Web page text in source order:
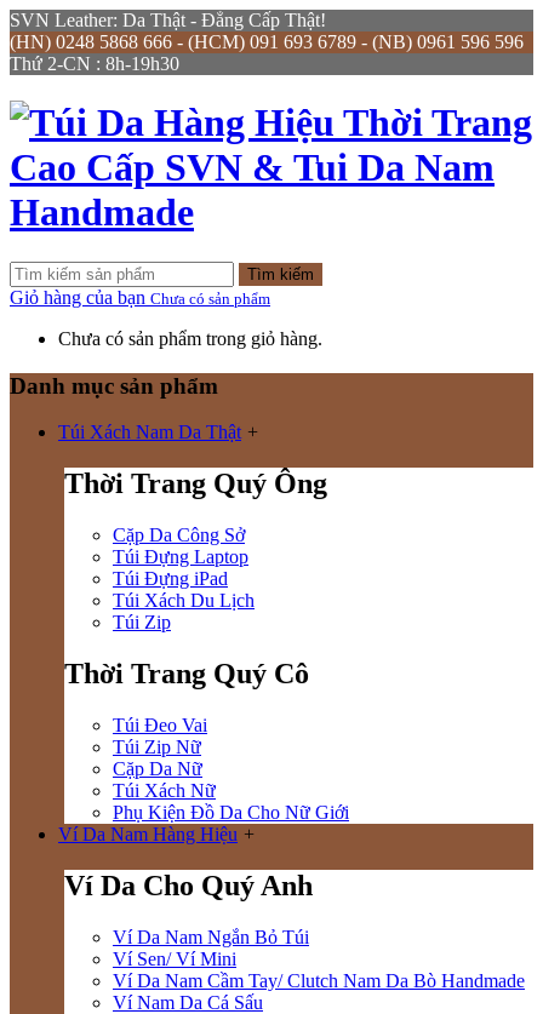
SVN Leather: Da Thật - Đẳng Cấp Thật!
(HN) 0248 5868 666 - (HCM) 091 693 6789 - (NB) 0961 596 596
Thứ 2-CN : 8h-19h30
Tìm kiếm
Giỏ hàng của bạn Chưa có sản phẩm
Chưa có sản phẩm trong giỏ hàng.
Danh mục sản phẩm
Túi Xách Nam Da Thật +
Thời Trang Quý Ông
Cặp Da Công Sở
Túi Đựng Laptop
Túi Đựng iPad
Túi Xách Du Lịch
Túi Zip
Thời Trang Quý Cô
Túi Đeo Vai
Túi Zip Nữ
Cặp Da Nữ
Túi Xách Nữ
Phụ Kiện Đồ Da Cho Nữ Giới
Ví Da Nam Hàng Hiệu +
Ví Da Cho Quý Anh
Ví Da Nam Ngắn Bỏ Túi
Ví Sen/ Ví Mini
Ví Da Nam Cầm Tay/ Clutch Nam Da Bò Handmade
Ví Nam Da Cá Sấu